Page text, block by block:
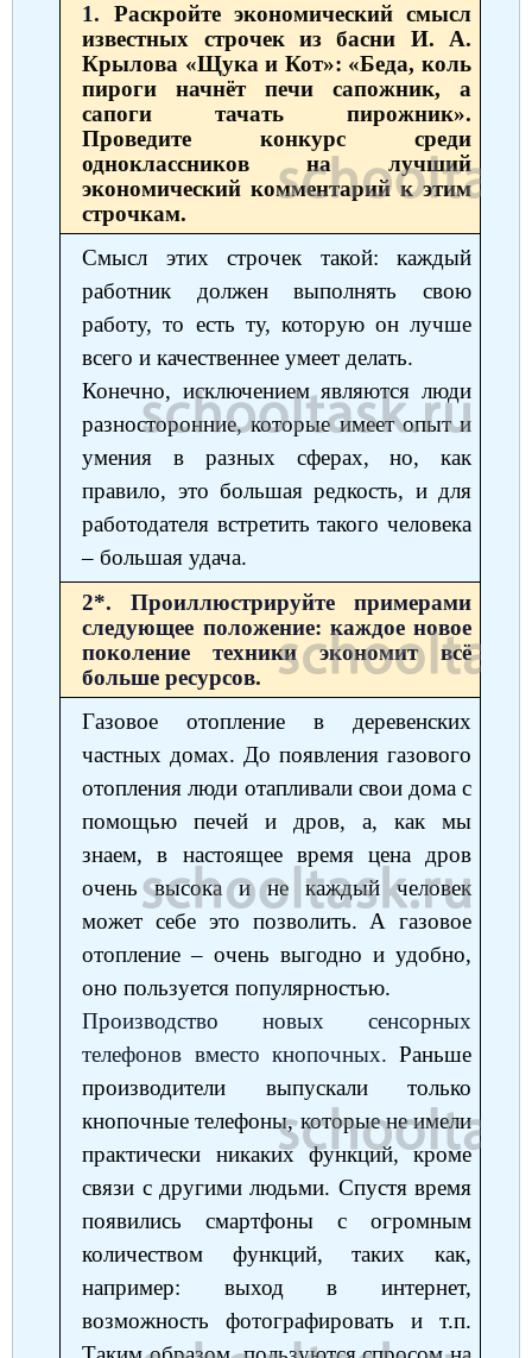
1. Раскройте экономический смысл
известных строчек из басни И. А.
Крылова «Щука и Кот»: «Беда, коль
пироги начнёт печи сапожник, а
сапоги тачать пирожник».
Проведите конкурс среди
одноклассников на лучший
экономический комментарий к этим
строчкам.
Смысл этих строчек такой: каждый
работник должен выполнять свою
работу, то есть ту, которую он лучше
всего и качественнее умеет делать.
Конечно, исключением являются люди
разносторонние, которые имеет опыт и
умения в разных сферах, но, как
правило, это большая редкость, и для
работодателя встретить такого человека
‒ большая удача.
2*. Проиллюстрируйте примерами
следующее положение: каждое новое
поколение техники экономит всё
больше ресурсов.
Газовое отопление в деревенских
частных домах. До появления газового
отопления люди отапливали свои дома с
помощью печей и дров, а, как мы
знаем, в настоящее время цена дров
очень высока и не каждый человек
может себе это позволить. А газовое
отопление ‒ очень выгодно и удобно,
оно пользуется популярностью.
Производство новых сенсорных
телефонов вместо кнопочных. Раньше
производители выпускали только
кнопочные телефоны, которые не имели
практически никаких функций, кроме
связи с другими людьми. Спустя время
появились смартфоны с огромным
количеством функций, таких как,
например: выход в интернет,
возможность фотографировать и т.п.